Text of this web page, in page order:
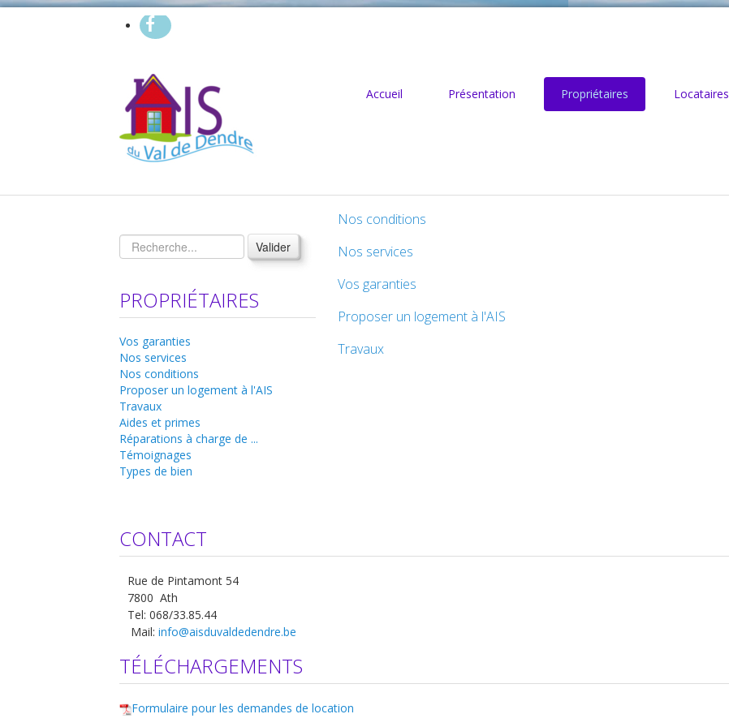
Accueil Présentation Propriétaires Locataires
Valider
PROPRIÉTAIRES
Vos garanties
Nos services
Nos conditions
Proposer un logement à l'AIS
Travaux
Aides et primes
Réparations à charge de ...
Témoignages
Types de bien
Nos conditions
Nos services
Vos garanties
Proposer un logement à l'AIS
Travaux
CONTACT
Rue de Pintamont 54
7800 Ath
Tel: 068/33.85.44
Mail: info@aisduvaldedendre.be
TÉLÉCHARGEMENTS
Formulaire pour les demandes de location